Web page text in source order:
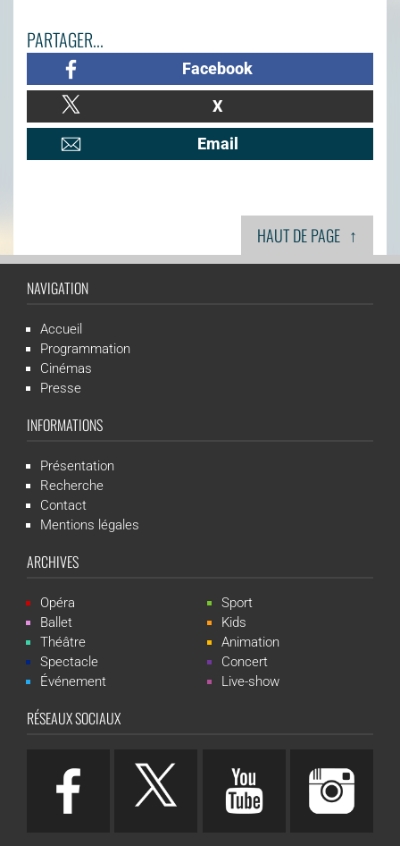
PARTAGER...
Facebook
X
Email
HAUT DE PAGE ↑
NAVIGATION
Accueil
Programmation
Cinémas
Presse
INFORMATIONS
Présentation
Recherche
Contact
Mentions légales
ARCHIVES
Opéra
Ballet
Théâtre
Spectacle
Événement
Sport
Kids
Animation
Concert
Live-show
RÉSEAUX SOCIAUX